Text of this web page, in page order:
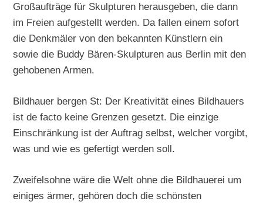
Großaufträge für Skulpturen herausgeben, die dann
im Freien aufgestellt werden. Da fallen einem sofort
die Denkmäler von den bekannten Künstlern ein
sowie die Buddy Bären-Skulpturen aus Berlin mit den
gehobenen Armen.
Bildhauer bergen St: Der Kreativität eines Bildhauers
ist de facto keine Grenzen gesetzt. Die einzige
Einschränkung ist der Auftrag selbst, welcher vorgibt,
was und wie es gefertigt werden soll.
Zweifelsohne wäre die Welt ohne die Bildhauerei um
einiges ärmer, gehören doch die schönsten